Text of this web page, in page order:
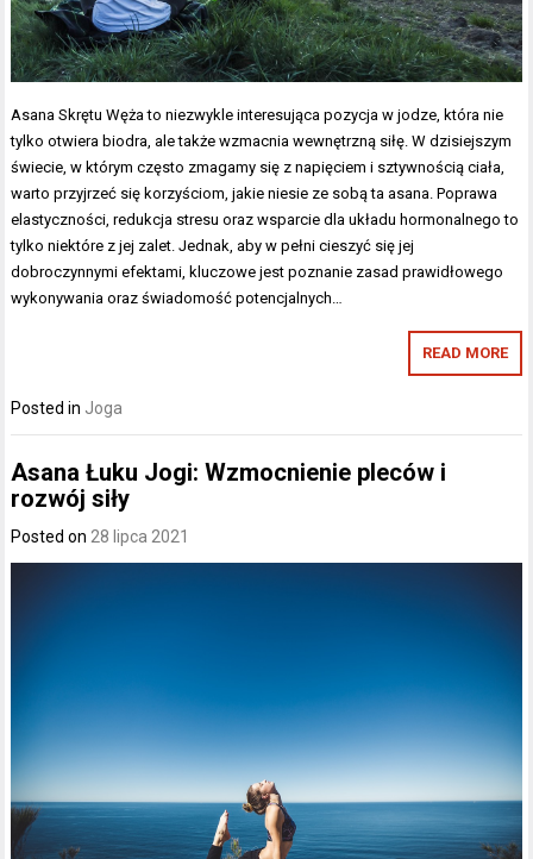
Asana Skrętu Węża to niezwykle interesująca pozycja w jodze, która nie
tylko otwiera biodra, ale także wzmacnia wewnętrzną siłę. W dzisiejszym
świecie, w którym często zmagamy się z napięciem i sztywnością ciała,
warto przyjrzeć się korzyściom, jakie niesie ze sobą ta asana. Poprawa
elastyczności, redukcja stresu oraz wsparcie dla układu hormonalnego to
tylko niektóre z jej zalet. Jednak, aby w pełni cieszyć się jej
dobroczynnymi efektami, kluczowe jest poznanie zasad prawidłowego
wykonywania oraz świadomość potencjalnych…
READ MORE
Posted in Joga
Asana Łuku Jogi: Wzmocnienie pleców i
rozwój siły
Posted on 28 lipca 2021